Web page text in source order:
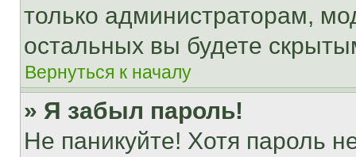
только администраторам,
остальных вы будете
Вернуться к началу
» Я забыл пароль!
Не паникуйте! Хотя пароль